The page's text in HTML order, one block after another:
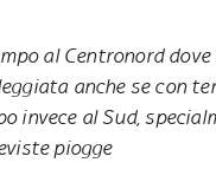
al Centronord
anche se con
invece al Sud,
piogge